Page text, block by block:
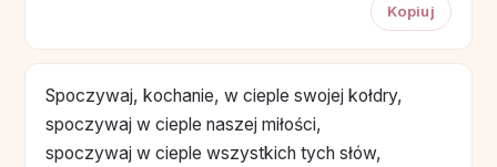
Kopiuj
Spoczywaj, kochanie, w cieple swojej kołdry,
spoczywaj w cieple naszej miłości,
spoczywaj w cieple wszystkich tych słów,